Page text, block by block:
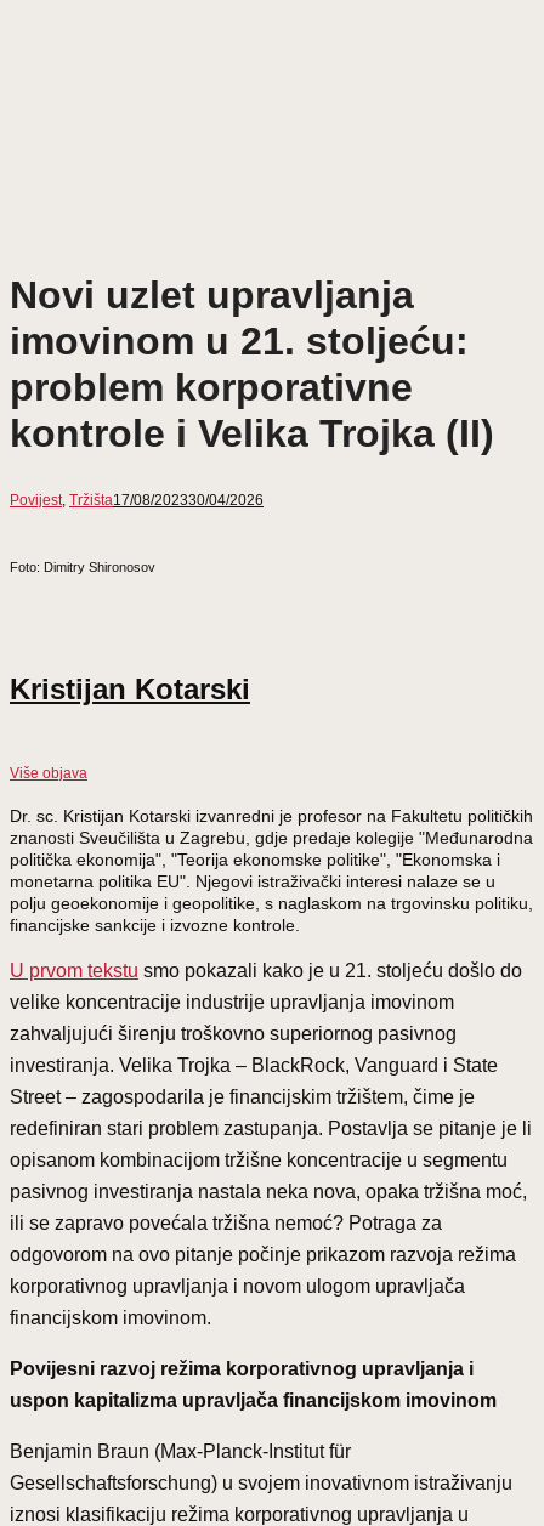
Novi uzlet upravljanja
imovinom u 21. stoljeću:
problem korporativne
kontrole i Velika Trojka (II)
Povijest, Tržišta17/08/202330/04/2026
Foto: Dimitry Shironosov
Kristijan Kotarski
Više objava
Dr. sc. Kristijan Kotarski izvanredni je profesor na Fakultetu političkih
znanosti Sveučilišta u Zagrebu, gdje predaje kolegije "Međunarodna
politička ekonomija", "Teorija ekonomske politike", "Ekonomska i
monetarna politika EU". Njegovi istraživački interesi nalaze se u
polju geoekonomije i geopolitike, s naglaskom na trgovinsku politiku,
financijske sankcije i izvozne kontrole.
U prvom tekstu smo pokazali kako je u 21. stoljeću došlo do
velike koncentracije industrije upravljanja imovinom
zahvaljujući širenju troškovno superiornog pasivnog
investiranja. Velika Trojka – BlackRock, Vanguard i State
Street – zagospodarila je financijskim tržištem, čime je
redefiniran stari problem zastupanja. Postavlja se pitanje je li
opisanom kombinacijom tržišne koncentracije u segmentu
pasivnog investiranja nastala neka nova, opaka tržišna moć,
ili se zapravo povećala tržišna nemoć? Potraga za
odgovorom na ovo pitanje počinje prikazom razvoja režima
korporativnog upravljanja i novom ulogom upravljača
financijskom imovinom.
Povijesni razvoj režima korporativnog upravljanja i
uspon kapitalizma upravljača financijskom imovinom
Benjamin Braun (Max-Planck-Institut für
Gesellschaftsforschung) u svojem inovativnom istraživanju
iznosi klasifikaciju režima korporativnog upravljanja u